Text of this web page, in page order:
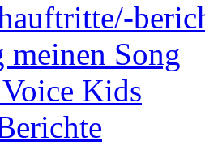
meinen Song
Kids